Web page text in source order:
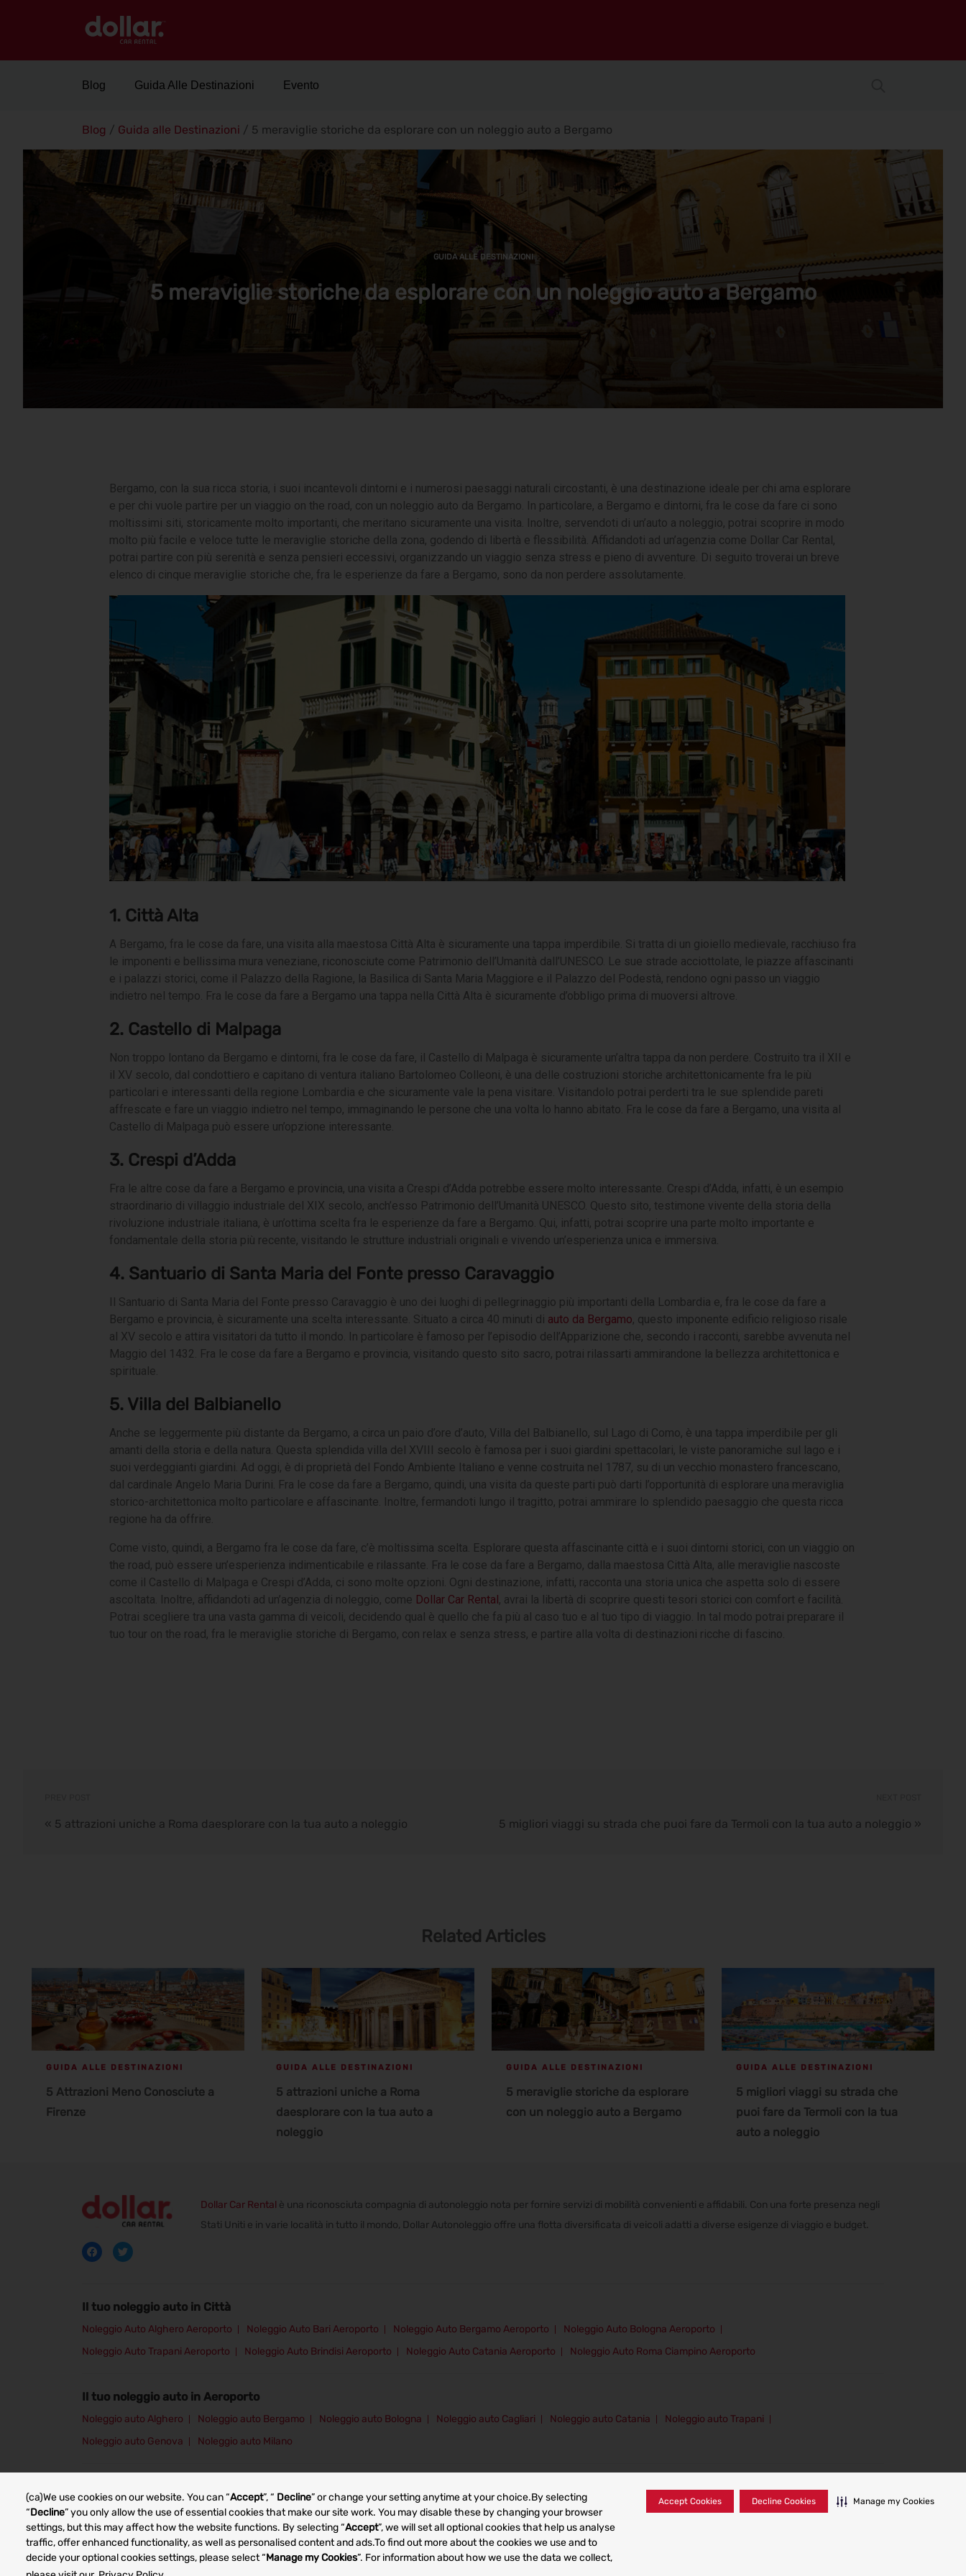
(ca)We use cookies on our website. You can “Accept”, “ Decline” or change your setting anytime at your choice.By selecting
“Decline” you only allow the use of essential cookies that make our site work. You may disable these by changing your browser
settings, but this may affect how the website functions. By selecting “Accept”, we will set all optional cookies that help us analyse
traffic, offer enhanced functionality, as well as personalised content and ads.To find out more about the cookies we use and to
decide your optional cookies settings, please select “Manage my Cookies”. For information about how we use the data we collect,
Accept Cookies Decline Cookies Manage my Cookies
Blog Guida Alle Destinazioni Evento
Blog / Guida alle Destinazioni / 5 meraviglie storiche da esplorare con un noleggio auto a Bergamo
GUIDA ALLE DESTINAZIONI
5 meraviglie storiche da esplorare con un noleggio auto a Bergamo
Bergamo, con la sua ricca storia, i suoi incantevoli dintorni e i numerosi paesaggi naturali circostanti, è una destinazione ideale per chi ama esplorare
e per chi vuole partire per un viaggio on the road, con un noleggio auto da Bergamo. In particolare, a Bergamo e dintorni, fra le cose da fare ci sono
moltissimi siti, storicamente molto importanti, che meritano sicuramente una visita. Inoltre, servendoti di un’auto a noleggio, potrai scoprire in modo
molto più facile e veloce tutte le meraviglie storiche della zona, godendo di libertà e flessibilità. Affidandoti ad un’agenzia come Dollar Car Rental,
potrai partire con più serenità e senza pensieri eccessivi, organizzando un viaggio senza stress e pieno di avventure. Di seguito troverai un breve
elenco di cinque meraviglie storiche che, fra le esperienze da fare a Bergamo, sono da non perdere assolutamente.
1. Città Alta
A Bergamo, fra le cose da fare, una visita alla maestosa Città Alta è sicuramente una tappa imperdibile. Si tratta di un gioiello medievale, racchiuso fra
le imponenti e bellissima mura veneziane, riconosciute come Patrimonio dell’Umanità dall’UNESCO. Le sue strade acciottolate, le piazze affascinanti
e i palazzi storici, come il Palazzo della Ragione, la Basilica di Santa Maria Maggiore e il Palazzo del Podestà, rendono ogni passo un viaggio
indietro nel tempo. Fra le cose da fare a Bergamo una tappa nella Città Alta è sicuramente d’obbligo prima di muoversi altrove.
2. Castello di Malpaga
Non troppo lontano da Bergamo e dintorni, fra le cose da fare, il Castello di Malpaga è sicuramente un’altra tappa da non perdere. Costruito tra il XII e
il XV secolo, dal condottiero e capitano di ventura italiano Bartolomeo Colleoni, è una delle costruzioni storiche architettonicamente fra le più
particolari e interessanti della regione Lombardia e che sicuramente vale la pena visitare. Visitandolo potrai perderti tra le sue splendide pareti
affrescate e fare un viaggio indietro nel tempo, immaginando le persone che una volta lo hanno abitato. Fra le cose da fare a Bergamo, una visita al
Castello di Malpaga può essere un’opzione interessante.
3. Crespi d’Adda
Fra le altre cose da fare a Bergamo e provincia, una visita a Crespi d’Adda potrebbe essere molto interessante. Crespi d’Adda, infatti, è un esempio
straordinario di villaggio industriale del XIX secolo, anch’esso Patrimonio dell’Umanità UNESCO. Questo sito, testimone vivente della storia della
rivoluzione industriale italiana, è un’ottima scelta fra le esperienze da fare a Bergamo. Qui, infatti, potrai scoprire una parte molto importante e
fondamentale della storia più recente, visitando le strutture industriali originali e vivendo un’esperienza unica e immersiva.
4. Santuario di Santa Maria del Fonte presso Caravaggio
Il Santuario di Santa Maria del Fonte presso Caravaggio è uno dei luoghi di pellegrinaggio più importanti della Lombardia e, fra le cose da fare a
Bergamo e provincia, è sicuramente una scelta interessante. Situato a circa 40 minuti di auto da Bergamo, questo imponente edificio religioso risale
al XV secolo e attira visitatori da tutto il mondo. In particolare è famoso per l’episodio dell’Apparizione che, secondo i racconti, sarebbe avvenuta nel
Maggio del 1432. Fra le cose da fare a Bergamo e provincia, visitando questo sito sacro, potrai rilassarti ammirandone la bellezza architettonica e
spirituale.
5. Villa del Balbianello
Anche se leggermente più distante da Bergamo, a circa un paio d’ore d’auto, Villa del Balbianello, sul Lago di Como, è una tappa imperdibile per gli
amanti della storia e della natura. Questa splendida villa del XVIII secolo è famosa per i suoi giardini spettacolari, le viste panoramiche sul lago e i
suoi verdeggianti giardini. Ad oggi, è di proprietà del Fondo Ambiente Italiano e venne costruita nel 1787, su di un vecchio monastero francescano,
dal cardinale Angelo Maria Durini. Fra le cose da fare a Bergamo, quindi, una visita da queste parti può darti l’opportunità di esplorare una meraviglia
storico-architettonica molto particolare e affascinante. Inoltre, fermandoti lungo il tragitto, potrai ammirare lo splendido paesaggio che questa ricca
regione ha da offrire.
Come visto, quindi, a Bergamo fra le cose da fare, c’è moltissima scelta. Esplorare questa affascinante città e i suoi dintorni storici, con un viaggio on
the road, può essere un’esperienza indimenticabile e rilassante. Fra le cose da fare a Bergamo, dalla maestosa Città Alta, alle meraviglie nascoste
come il Castello di Malpaga e Crespi d’Adda, ci sono molte opzioni. Ogni destinazione, infatti, racconta una storia unica che aspetta solo di essere
ascoltata. Inoltre, affidandoti ad un’agenzia di noleggio, come Dollar Car Rental, avrai la libertà di scoprire questi tesori storici con comfort e facilità.
Potrai scegliere tra una vasta gamma di veicoli, decidendo qual è quello che fa più al caso tuo e al tuo tipo di viaggio. In tal modo potrai preparare il
tuo tour on the road, fra le meraviglie storiche di Bergamo, con relax e senza stress, e partire alla volta di destinazioni ricche di fascino.
« 5 attrazioni uniche a Roma daesplorare con la tua auto a noleggio 5 migliori viaggi su strada che puoi fare da Termoli con la tua auto a noleggio »
Related Articles
GUIDA ALLE DESTINAZIONI
5 Attrazioni Meno Conosciute a
Firenze
GUIDA ALLE DESTINAZIONI
5 attrazioni uniche a Roma
daesplorare con la tua auto a
noleggio
GUIDA ALLE DESTINAZIONI
5 meraviglie storiche da esplorare
con un noleggio auto a Bergamo
GUIDA ALLE DESTINAZIONI
5 migliori viaggi su strada che
puoi fare da Termoli con la tua
auto a noleggio
Dollar Car Rental è una riconosciuta compagnia di autonoleggio nota per fornire servizi di mobilità convenienti e affidabili. Con una forte presenza negli
Stati Uniti e in varie località in tutto il mondo, Dollar Autonoleggio offre una flotta diversificata di veicoli adatti a diverse esigenze di viaggio e budget.
Il tuo noleggio auto in Città
Noleggio Auto Alghero Aeroporto Noleggio Auto Bari Aeroporto Noleggio Auto Bergamo Aeroporto
Noleggio Auto Bologna Aeroporto
Noleggio Auto Trapani Aeroporto
Noleggio Auto Brindisi Aeroporto Noleggio Auto Catania Aeroporto Noleggio Auto Roma Ciampino Aeroporto
Il tuo noleggio auto in Aeroporto
Noleggio auto Alghero Noleggio auto Bergamo Noleggio auto Bologna Noleggio auto Cagliari Noleggio auto Catania
Noleggio auto Trapani
Noleggio auto Genova
Noleggio auto Milano